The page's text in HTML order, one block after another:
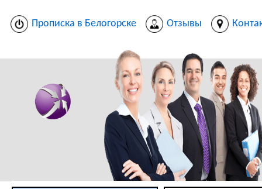
Прописка в Белогорске Отзывы